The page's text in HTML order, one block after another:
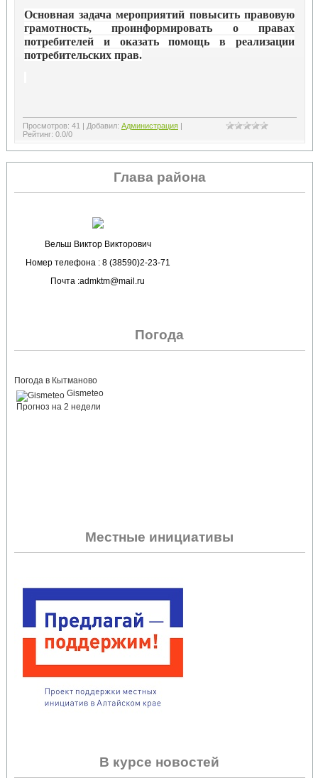
Основная задача мероприятий повысить правовую
грамотность, проинформировать о правах
потребителей и оказать помощь в реализации
потребительских прав.
Просмотров: 41 | Добавил: Администрация |
Рейтинг: 0.0/0
Глава района
Вельш Виктор Викторович
Номер телефона : 8 (38590)2-23-71
Почта :admktm@mail.ru
Погода
Погода в Кытманово
Gismeteo
Прогноз на 2 недели
Местные инициативы
В курсе новостей